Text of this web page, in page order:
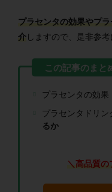
プラセンタの効果やプ
介しますので、是非参考
プラセンタの効果
プラセンタドリン
るか
＼高品質の